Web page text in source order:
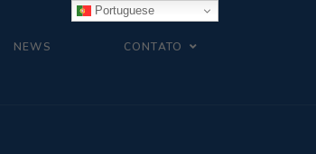
NEWS CONTATO
Portuguese